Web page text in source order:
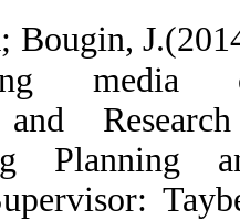
4.  Aris, A;
value-
Education
Broadcasting
Scientific